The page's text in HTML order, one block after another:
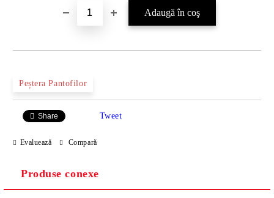
Peștera Pantofilor
Share Tweet
Evaluează Compară
Produse conexe